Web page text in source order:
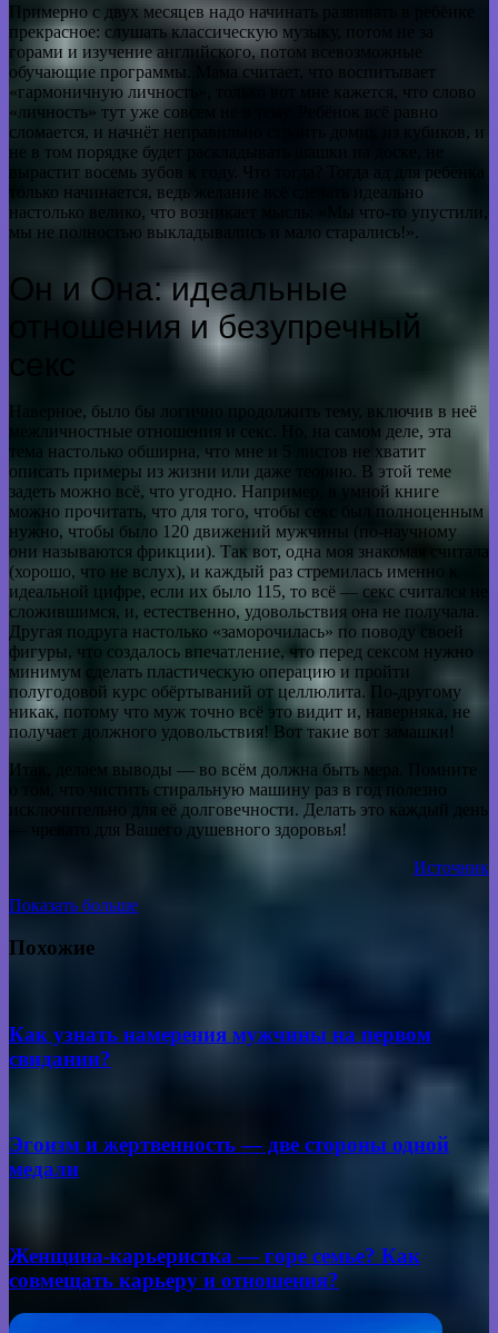
Примерно с двух месяцев надо начинать развивать в ребёнке
прекрасное: слушать классическую музыку, потом не за
горами и изучение английского, потом всевозможные
обучающие программы. Мама считает, что воспитывает
«гармоничную личность», только вот мне кажется, что слово
«личность» тут уже совсем не в тему. Ребёнок всё равно
сломается, и начнёт неправильно строить домик из кубиков, и
не в том порядке будет раскладывать шашки на доске, не
вырастит восемь зубов к году. Что тогда? Тогда ад для ребёнка
только начинается, ведь желание всё сделать идеально
настолько велико, что возникает мысль: «Мы что-то упустили,
мы не полностью выкладывались и мало старались!».
Он и Она: идеальные
отношения и безупречный
Наверное, было бы логично продолжить тему, включив в неё
межличностные отношения и секс. Но, на самом деле, эта
тема настолько обширна, что мне и 5 листов не хватит
описать примеры из жизни или даже теорию. В этой теме
задеть можно всё, что угодно. Например, в умной книге
можно прочитать, что для того, чтобы секс был полноценным
нужно, чтобы было 120 движений мужчины (по-научному
они называются фрикции). Так вот, одна моя знакомая считала
(хорошо, что не вслух), и каждый раз стремилась именно к
идеальной цифре, если их было 115, то всё — секс считался не
сложившимся, и, естественно, удовольствия она не получала.
Другая подруга настолько «заморочилась» по поводу своей
фигуры, что создалось впечатление, что перед сексом нужно
минимум сделать пластическую операцию и пройти
полугодовой курс обёртываний от целлюлита. По-другому
никак, потому что муж точно всё это видит и, наверняка, не
получает должного удовольствия! Вот такие вот замашки!
Итак, делаем выводы — во всём должна быть мера. Помните
о том, что чистить стиральную машину раз в год полезно
исключительно для её долговечности. Делать это каждый день
— чревато для Вашего душевного здоровья!
Источник
Показать больше
через
Похожие
Как узнать намерения мужчины на первом
свидании?
Эгоизм и жертвенность — две стороны одной
медали
Женщина-карьеристка — горе семье? Как
совмещать карьеру и отношения?